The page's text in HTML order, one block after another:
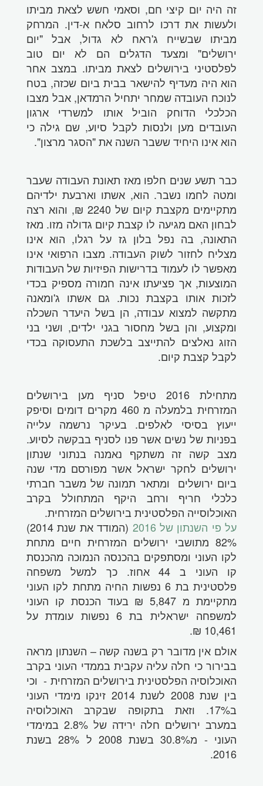
זה היה יום קיצי חם, וסאמי חשש לצאת מביתו
ולעשות את דרכו לרחוב סלאח א-דין. המרחק
מביתו שבשייח ג'ראח לא גדול, אבל "יום
ירושלים" ומצעד הדגלים הם לא יום טוב
לפלסטיני בירושלים לצאת מביתו. במצב אחר
הוא היה מעדיף להישאר בבית ביום שכזה, בטח
לנוכח העובדה שמחר יתחיל הרמדאן, אבל מצבו
הכלכלי הדוחק הוביל אותו למשרדי ארגון
העובדים מען ולנסות לקבל סיוע, שם גילה כי
הוא אינו היחיד ששבר השנה את "הסגר מרצון".
כבר תשע שנים חלפו מאז תאונת העבודה שעבר
ומטה לחמו נשבר. הוא, אשתו וארבעת ילדיהם
מתקיימים מקצבת קיום של 2240 ₪, והוא רצה
לבחון האם מגיעה לו קצבת קיום גדולה מזו. מאז
התאונה, בה נפל בלון גז על רגלו, הוא אינו
מצליח לחזור לשוק העבודה. מצבו הרפואי אינו
מאפשר לו לעמוד בדרישות הפיזיות של העבודות
המוצעות, אך פציעתו אינה חמורה מספיק בכדי
לזכות אותו בקצבת נכות. גם אשתו ג'ומאנה
מתקשה למצוא עבודה, הן בשל היעדר השכלה
ומקצוע, והן בשל מחסור בגני ילדים, ושני בני
הזוג נאלצים להתייצב בלשכת התעסוקה בכדי
לקבל קצבת קיום.
מתחילת 2016 טיפל סניף מען בירושלים
המזרחית בלמעלה מ 460 מקרים דומים וסיפק
ייעוץ בסיסי לאלפים. בעיקר נרשמה עלייה
בפניות של נשים אשר פנו לסניף בבקשה לסיוע.
מצב קשה זה משתקף נאמנה בנתוני שנתון
ירושלים לחקר ישראל אשר מפורסם מדי שנה
ביום ירושלים ומתאר תמונה של משבר חברתי
כלכלי חריף ורחב היקף המתחולל בקרב
האוכלוסייה הפלסטינית בירושלים המזרחית.
על פי השנתון של 2016
(המודד את שנת 2014)
82% מתושבי ירושלים המזרחית חיים מתחת
לקו העוני ומסתפקים בהכנסה הנמוכה מהכנסת
קו העוני ב 44 אחוז. כך למשל משפחה
פלסטינית בת 6 נפשות החיה מתחת לקו העוני
מתקיימת מ 5,847 ₪ בעוד הכנסת קו העוני
למשפחה ישראלית בת 6 נפשות עומדת על
10,461 ₪.
אולם אין מדובר רק בשנה קשה – השנתון מראה
בבירור כי חלה עליה עקבית בממדי העוני בקרב
האוכלוסיה הפלסטינית בירושלים המזרחית - וכי
בין שנת 2008 לשנת 2014 זינקו מימדי העוני
ב17%. וזאת בתקופה שבקרב האוכלוסיה
במערב ירושלים חלה ירידה של 2.8% במימדי
העוני - מ30.8% בשנת 2008 ל 28% בשנת
2016.